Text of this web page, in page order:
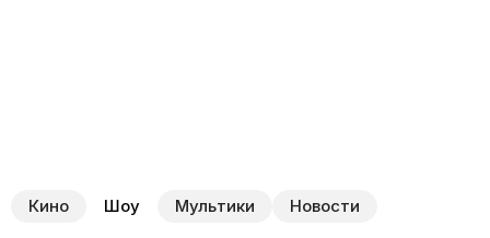
Кино Шоу Мультики Новости